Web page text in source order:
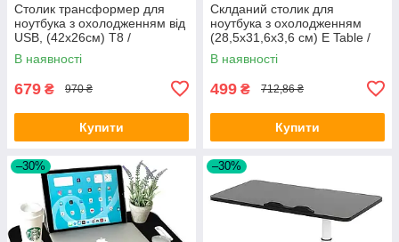
Столик трансформер для
ноутбука з охолодженням від
USB, (42х26см) T8 /
Портативна підставка з
вентилятором
В наявності
679 ₴ 970 ₴
Купити
Склданий столик для
ноутбука з охолодженням
(28,5х31,6х3,6 см) E Table /
Портативний столик-
трансформер
В наявності
499 ₴ 712,86 ₴
Купити
–30% –30%